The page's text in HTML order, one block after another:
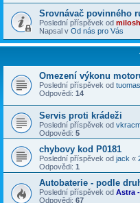
Srovnávač povinného
Poslední příspěvek od milosh
Napsal v Od nás pro Vás
Omezení výkonu
Poslední příspěvek od tuomas
Odpovědi: 14
Servis proti krádeži
Poslední příspěvek od
Odpovědi: 5
chybovy kod P0181
Poslední příspěvek od jack «
Odpovědi: 1
Autobaterie - podle
Poslední příspěvek od Astra
Odpovědi: 67